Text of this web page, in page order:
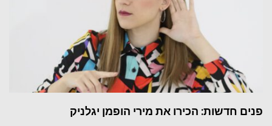
פנים חדשות: הכירו את מירי הופמן יגלניק